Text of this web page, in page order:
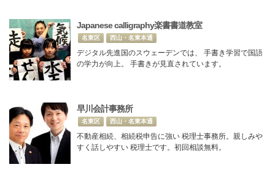
Japanese calligraphy楽書書道教室
名東区 西山・名東本通
デジタル先進国のスウェーデンでは、 手書き学習で国語
の学力が向上。 手書きが見直されています。
早川会計事務所
名東区 西山・名東本通
不動産相続、相続税申告に強い 税理士事務所。親しみや
すく話しやすい 税理士です。初回相談無料。